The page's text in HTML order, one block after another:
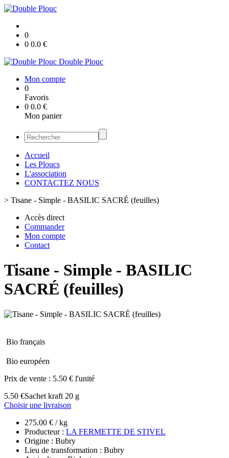
0
0 0.0 €
Double Plouc
Mon compte
0
Favoris
0 0.0 €
Mon panier
Accueil
Les Ploucs
L'association
CONTACTEZ NOUS
> Tisane - Simple - BASILIC SACRÉ (feuilles)
Accès direct
Commander
Mon compte
Contact
Tisane - Simple - BASILIC
SACRÉ (feuilles)
Bio français
Bio européen
Prix de vente : 5.50 € l'unité
5.50 €Sachet kraft 20 g
Choisir une livraison
275.00 € / kg
Producteur : LA FERMETTE DE STIVEL
Origine : Bubry
Lieu de transformation : Bubry